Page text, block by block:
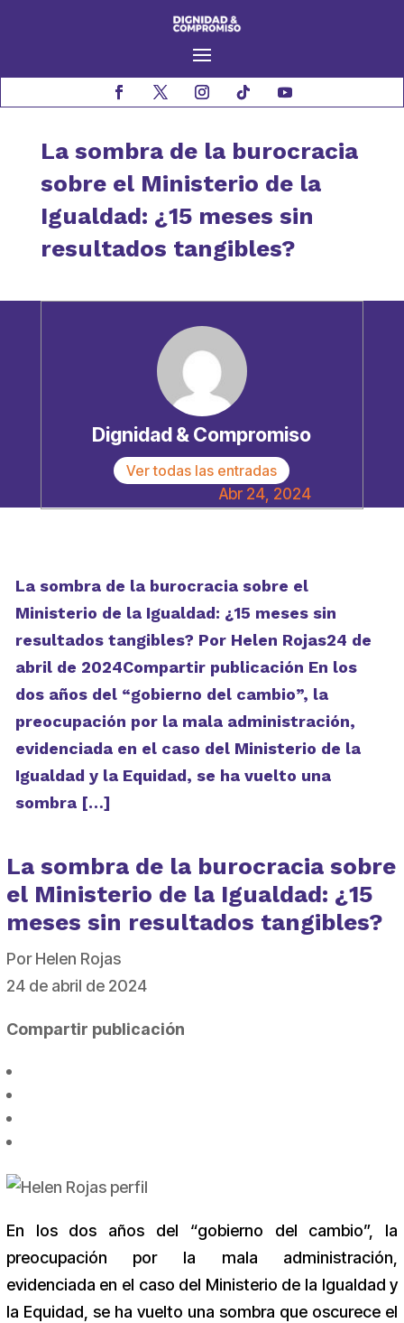
La sombra de la burocracia
sobre el Ministerio de la
Igualdad: ¿15 meses sin
resultados tangibles?
Dignidad & Compromiso
Ver todas las entradas
Abr 24, 2024
La sombra de la burocracia sobre el
Ministerio de la Igualdad: ¿15 meses sin
resultados tangibles? Por Helen Rojas24 de
abril de 2024Compartir publicación En los
dos años del “gobierno del cambio”, la
preocupación por la mala administración,
evidenciada en el caso del Ministerio de la
Igualdad y la Equidad, se ha vuelto una
sombra […]
La sombra de la burocracia sobre
el Ministerio de la Igualdad: ¿15
meses sin resultados tangibles?
Por Helen Rojas
24 de abril de 2024
Compartir publicación
En los dos años del “gobierno del cambio”, la
preocupación por la mala administración,
evidenciada en el caso del Ministerio de la Igualdad y
la Equidad, se ha vuelto una sombra que oscurece el